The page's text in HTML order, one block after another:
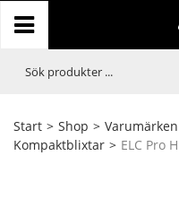
Start > Shop > Varumärken
Kompaktblixtar > ELC Pro